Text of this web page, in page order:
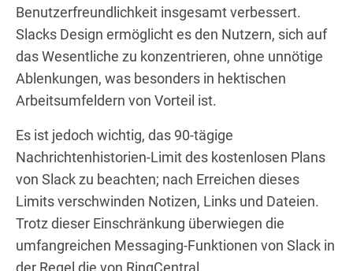
Benutzerfreundlichkeit insgesamt verbessert.
Slacks Design ermöglicht es den Nutzern, sich auf
das Wesentliche zu konzentrieren, ohne unnötige
Ablenkungen, was besonders in hektischen
Arbeitsumfeldern von Vorteil ist.
Es ist jedoch wichtig, das 90-tägige
Nachrichtenhistorien-Limit des kostenlosen Plans
von Slack zu beachten; nach Erreichen dieses
Limits verschwinden Notizen, Links und Dateien.
Trotz dieser Einschränkung überwiegen die
umfangreichen Messaging-Funktionen von Slack in
der Regel die von RingCentral.